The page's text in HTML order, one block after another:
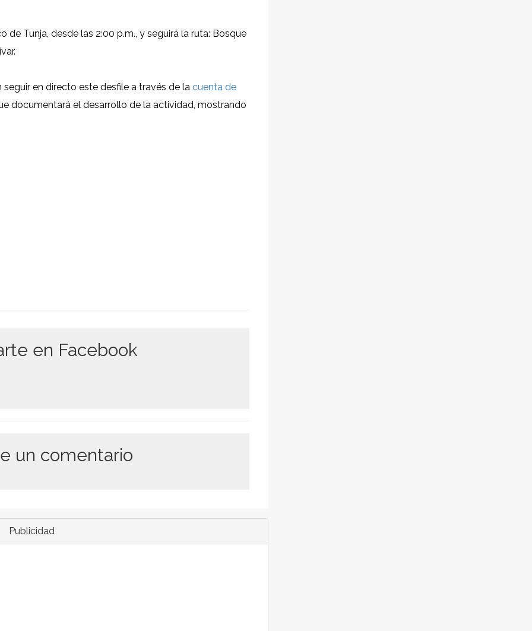
de Tunja, desde las 2:00 p.m., y seguirá la ruta: Bosque
en directo este desfile a través de la cuenta de
documentará el desarrollo de la actividad, mostrando
en Facebook
un comentario
Publicidad